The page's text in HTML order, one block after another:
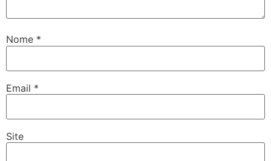
Nome *
Email *
Site